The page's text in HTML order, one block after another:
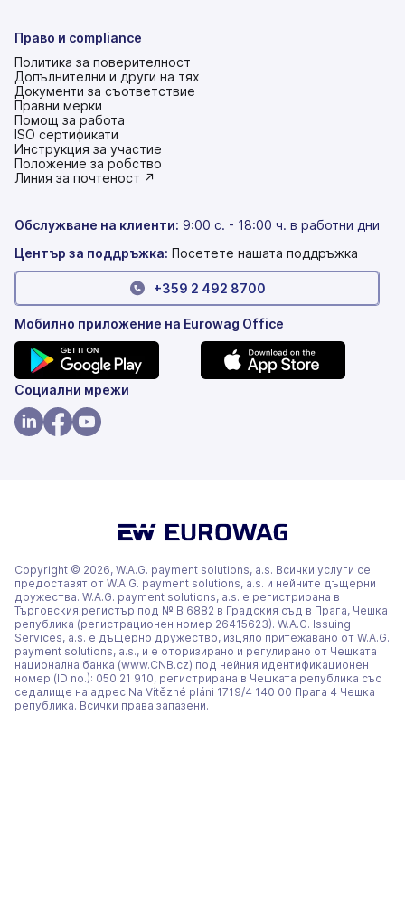
Право и compliance
Политика за поверителност
Допълнителни и други на тях
Документи за съответствие
Правни мерки
Помощ за работа
ISO сертификати
Инструкция за участие
(това
е
раздел)
Положение за робство
(това
нов
раздел)
Линия за почтеност ↗
Обслужване на клиенти: 9:00 с. - 18:00 ч. в работни дни
Център за поддръжка: Посетете нашата поддръжка
+359 2 492 8700
Мобилно приложение на Eurowag Office
(това
е
в
Социални мрежи
раздел)
Copyright © 2026, W.A.G. payment solutions, a.s. Всички услуги се
предоставят от W.A.G. payment solutions, a.s. и нейните дъщерни
дружества. W.A.G. payment solutions, a.s. е регистрирана в
Търговския регистър под № В 6882 в Градския съд в Прага, Чешка
република (регистрационен номер 26415623). W.A.G. Issuing
Services, a.s. е дъщерно дружество, изцяло притежавано от W.A.G.
payment solutions, a.s., и е оторизирано и регулирано от Чешката
национална банка (www.CNB.cz) под нейния идентификационен
номер (ID no.): 050 21 910, регистрирана в Чешката република със
седалище на адрес Na Vítězné pláni 1719/4 140 00 Прага 4 Чешка
република. Всички права запазени.